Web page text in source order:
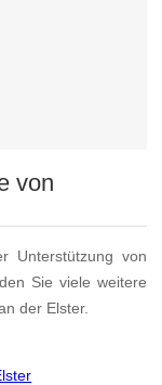
von
Unterstützung von
Sie viele weitere
der Elster.